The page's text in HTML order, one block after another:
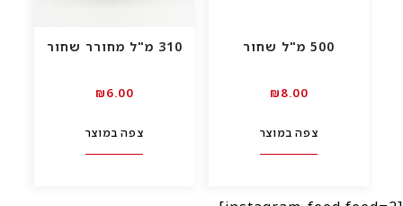
500 מ"ל שחור
₪8.00
צפה במוצר
310 מ"ל מחורר שחור
₪6.00
צפה במוצר